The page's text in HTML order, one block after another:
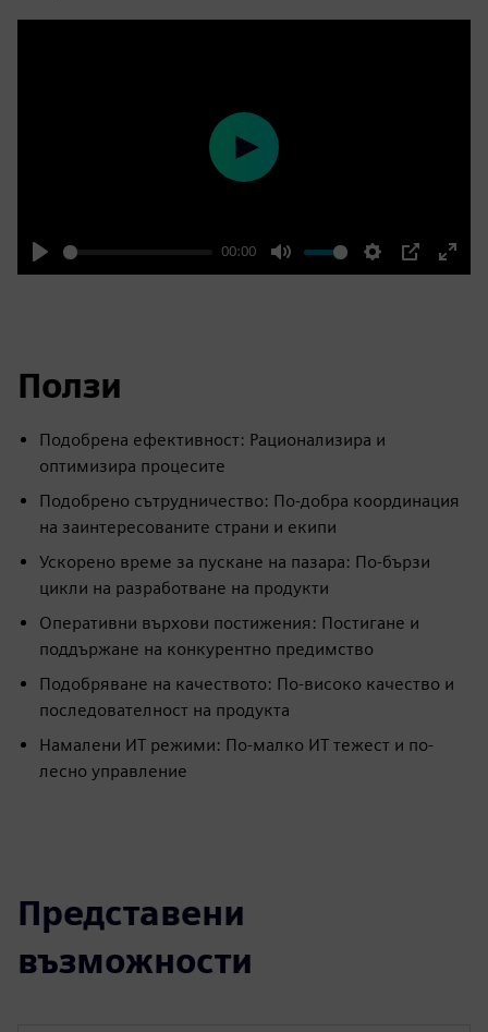
Play
00:00
Mute Settings
PIP
Enter
Play
Ползи
Подобрена ефективност: Рационализира и
оптимизира процесите
Подобрено сътрудничество: По-добра координация
на заинтересованите страни и екипи
Ускорено време за пускане на пазара: По-бързи
цикли на разработване на продукти
Оперативни върхови постижения: Постигане и
поддържане на конкурентно предимство
Подобряване на качеството: По-високо качество и
последователност на продукта
Намалени ИТ режими: По-малко ИТ тежест и по-
лесно управление
Представени
възможности